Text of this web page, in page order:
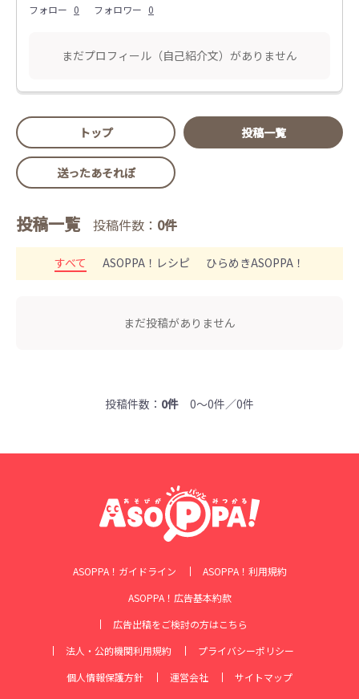
フォロー 0 フォロワー 0
まだプロフィール（自己紹介文）がありません
トップ 投稿一覧
送ったあそれぽ
投稿一覧 投稿件数： 0件
すべて ASOPPA！レシピ ひらめきASOPPA！
まだ投稿がありません
投稿件数： 0件 0～0件／0件
ASOPPA！ガイドライン
ASOPPA！利用規約
ASOPPA！広告基本約款
広告出稿をご検討の方はこちら
法人・公的機関利用規約
プライバシーポリシー
個人情報保護方針
運営会社 サイトマップ